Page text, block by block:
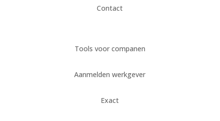
Contact
Tools voor companen
Aanmelden werkgever
Exact